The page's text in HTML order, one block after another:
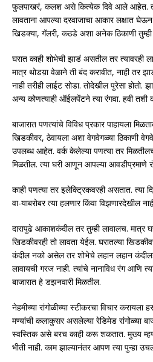
फुलपाखरं, कलश असे कित्येक दिवे आले आहेत.
लावताना आपल्या दरवाजाचा आकार लक्षात
खिडक्या, गॅलरी, कठडे अशा अनेक ठिकाणी तुम्ही
घरात काही शोभेची झाडं असतील तर त्यावरही
मात्र थोडय़ा वेळाने ती बंद करावीत, नाही तर
नाही तरीही लाईट सोडा. तोदेखील पुरेसा होतो.
अन्य कोणत्याही ऑईलपेंटने त्या रंगवा. हवी
बाजारात पणत्यांचे विविध प्रकार पाहायला
खिडकीवर, ठेवायला अशा वेगवेगळ्या ठिकाणी
उपलब्ध आहेत. वर्क केलेल्या पणत्या तर मिळतीलच
मिळतील. त्या घरी आणून आपल्या आवडीप्रमाणे
काही पणत्या तर इलेक्ट्रिकवरही असतात. त्या
वा-याबरोबर त्या हलणार किंवा विझणारदेखील
दारापुढे आकाशकंदील तर तुम्ही लावालच. मात्र
खिडकीवरही तो लावता येईल. घरातल्या
कंदील नको असेल तर शोभेचे लहान लहान
लावायची गरज नाही. त्यांचे नानाविध रंग आणि
बाजारात हे डझनवारी मिळतील.
नेहमीच्या रांगोळीच्या स्टीकरचा विचार करायला
मण्यांची कलाकुसर असलेल्या रेडिमेड रांगोळ्या
स्वस्तिक असे बरच काही करू शकतात. मुख्य म्हणजे
भीती नाही. काम झाल्यानंतर आपण त्या पुन्हा